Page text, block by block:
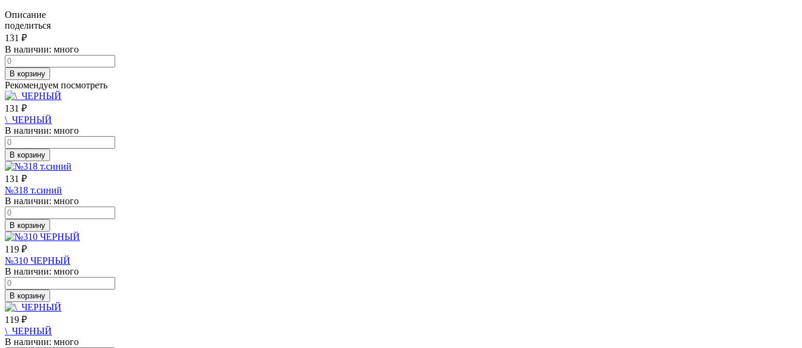
Описание
поделиться
131 ₽
В наличии: много
В корзину
Рекомендуем посмотреть
131 ₽
\_ЧЕРНЫЙ
В наличии: много
В корзину
131 ₽
№318 т.синий
В наличии: много
В корзину
119 ₽
№310 ЧЕРНЫЙ
В наличии: много
В корзину
119 ₽
\_ЧЕРНЫЙ
В наличии: много